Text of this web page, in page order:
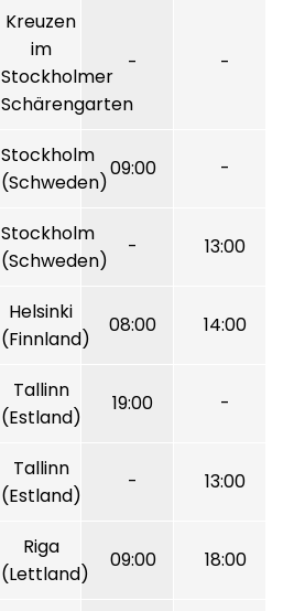
Kreuzen
im
Stockholmer
Schärengarten
- -
Stockholm
(Schweden)
09:00 -
Stockholm
(Schweden)
- 13:00
Helsinki
(Finnland)
08:00 14:00
Tallinn
(Estland)
19:00 -
Tallinn
(Estland)
- 13:00
Riga
(Lettland)
09:00 18:00